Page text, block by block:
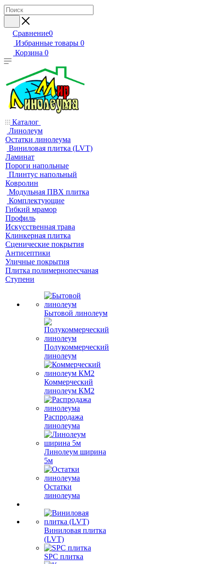
Сравнение0
Избранные товары 0
Корзина 0
Каталог
Линолеум
Остатки линолеума
Виниловая плитка (LVT)
Ламинат
Пороги напольные
Плинтус напольный
Ковролин
Модульная ПВХ плитка
Комплектующие
Гибкий мрамор
Профиль
Искусственная трава
Клинкерная плитка
Сценические покрытия
Антисептики
Уличные покрытия
Плитка полимернопесчаная
Ступени
Бытовой линолеум
Полукоммерческий
линолеум
Коммерческий
линолеум КМ2
Распродажа
линолеума
Линолеум ширина
5м
Остатки
линолеума
Виниловая плитка
(LVT)
SPC плитка